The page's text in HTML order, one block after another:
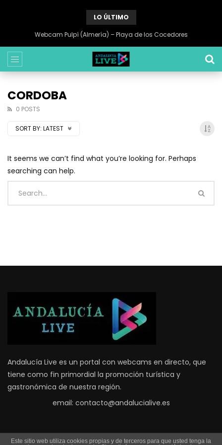
LO ÚLTIMO
Webcam Pulpí (Almería) – Playa de los Cocedores
CORDOBA
0 POSTS
SORT BY: LATEST
It seems we can’t find what you’re looking for. Perhaps
searching can help.
Andalucía Live es un portal con webcams en directo, que
tiene como fin primordial la promoción turística y
gastronómica de nuestra región.
email: contacto@andalucialive.es
Este sitio web utiliza cookies propias y de terceros para que usted tenga la